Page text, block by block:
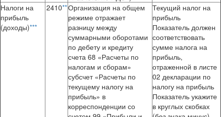
Налоги на
прибыль
(доходы)***
2410**Организация на общем
режиме отражает
разницу между
суммарными оборотами
по дебету и кредиту
счета 68 «Расчеты по
налогам и сборам»
субсчет «Расчеты по
текущему налогу на
прибыль» в
корреспонденции со
Текущий налог на
прибыль
Показатель должен
соответствовать
сумме налога на
прибыль,
отраженной в листе
02 декларации по
налогу на прибыль
Показатель укажите
в круглых скобках